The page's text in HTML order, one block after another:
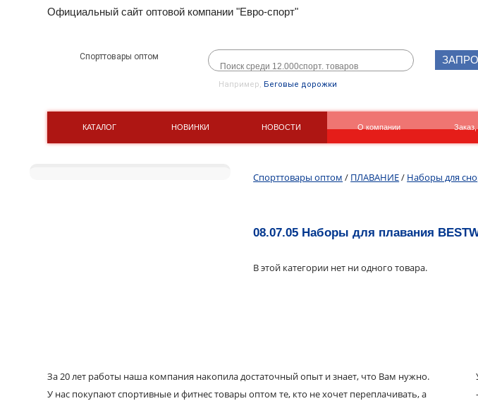
Официальный сайт оптовой компании "Евро-спорт"
Спорттовары оптом
Например, Беговые дорожки
КАТАЛОГ НОВИНКИ НОВОСТИ О компании
Спорттовары оптом / ПЛАВАНИЕ/ Наборы для
08.07.05 Наборы для плавания
В этой категории нет ни одного товара.
За 20 лет работы наша компания накопила достаточный опыт и знает, что Вам нужно.
У нас покупают спортивные и фитнес товары оптом те, кто не хочет переплачивать, а